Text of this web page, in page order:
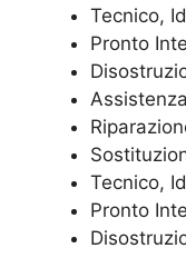
Tecnico,
Pronto
Tecnico,
Pronto